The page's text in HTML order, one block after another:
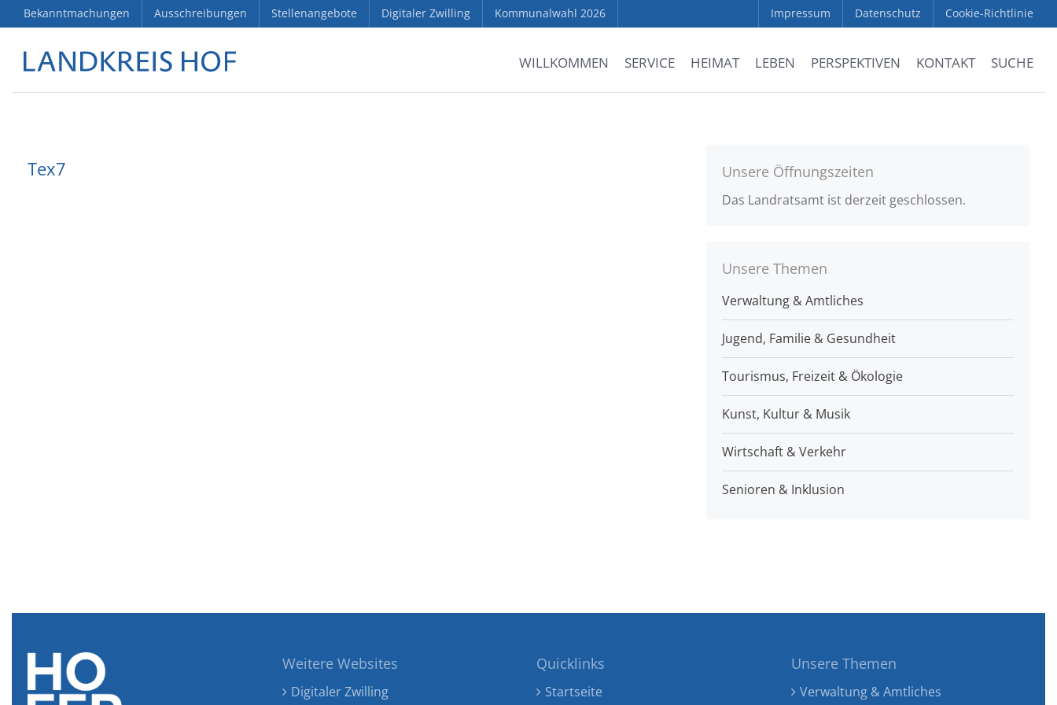
Bekanntmachungen Ausschreibungen Stellenangebote Digitaler Zwilling Kommunalwahl 2026 Impressum Datenschutz Cookie-Richtlinie
WILLKOMMEN SERVICE HEIMAT LEBEN PERSPEKTIVEN KONTAKT SUCHE
Tex7 Unsere Öffnungszeiten
Das Landratsamt ist derzeit geschlossen.
Unsere Themen
Verwaltung & Amtliches
Jugend, Familie & Gesundheit
Tourismus, Freizeit & Ökologie
Kunst, Kultur & Musik
Wirtschaft & Verkehr
Senioren & Inklusion
Weitere Websites
Digitaler Zwilling
Quicklinks
Startseite
Unsere Themen
Verwaltung & Amtliches